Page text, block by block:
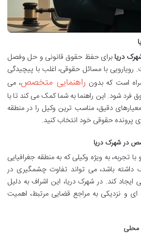
دریابرای حفظ حقوق قانونی و حل وفصل
با مسائل حقوقی، اغلب با پیچیدگی
است که بدون راهنمایی متخصص، می
فرد شود. این راهنما به شما کمک می کند تا با
دقیق، مناسب ترین وکیل را در منطقه
پرونده حقوقی خود انتخاب کنید.
در شهرک دریا
تجربه، به ویژه وکیلی که به منطقه جغرافیایی
باشد، می تواند تفاوت چشمگیری در
کند. در شهرک دریا، این اشراف به دلیل
و نزدیکی به مراجع قضایی مرتبط، اهمیت
محلی